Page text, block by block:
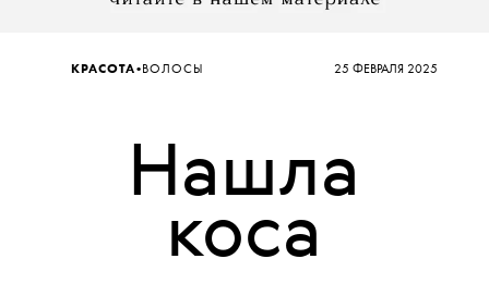
25 ФЕВРАЛЯ 2025
КРАСОТА•ВОЛОСЫ
Нашла
коса